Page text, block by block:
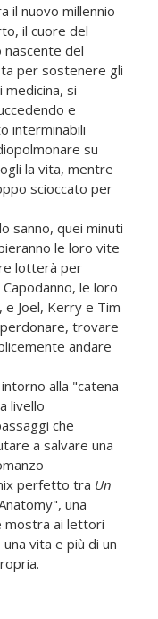
il nuovo millennio
il cuore del
nascente del
per sostenere gli
medicina, si
e
interminabili
su
la vita, mentre
scioccato per
sanno, quei minuti
le loro vite
lotterà per
le loro
Joel, Kerry e Tim
trovare
andare
alla "catena
livello
che
a salvare una
perfetto tra Un
una
mostra ai lettori
vita e più di un